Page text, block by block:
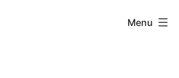
Menu